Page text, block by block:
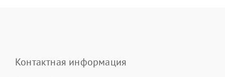
Контактная информация